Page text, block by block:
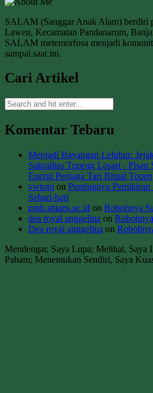
SALAM (Sanggar Anak Alam) berdiri
Lawen, Kecamatan Pandanarum,
SALAM metemorfosa menjadi
sampai saat ini.
Cari Artikel
Komentar Tebaru
Menjadi Bayangan Leluhur:
Sakralitas Topeng Losari - Pisau
Energi Penjaga Tari Ritual
vwtoto on Pentingnya Pemikiran
Sehari-hari
pmb.sttians.ac.id on Robohnya
dea royal anggelina on
Dea royal anggelina on
Mendengar, Saya Lupa; Melihat, Saya
Paham; Menemukan Sendiri, Saya